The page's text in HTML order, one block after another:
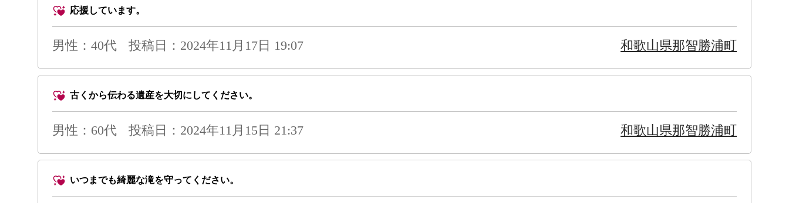
応援しています。
男性 ：40代 投稿日：2024年11月17日 19:07 和歌山県那智勝浦町
古くから伝わる遺産を大切にしてください。
男性 ：60代 投稿日：2024年11月15日 21:37 和歌山県那智勝浦町
いつまでも綺麗な滝を守ってください。